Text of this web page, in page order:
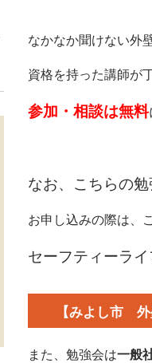
なかなか聞けない外
資格を持った講師が
参加・相談は無料
なお、こちらの
お申し込みの際は、
セーフティーラ
【みよし市
また、勉強会は一般